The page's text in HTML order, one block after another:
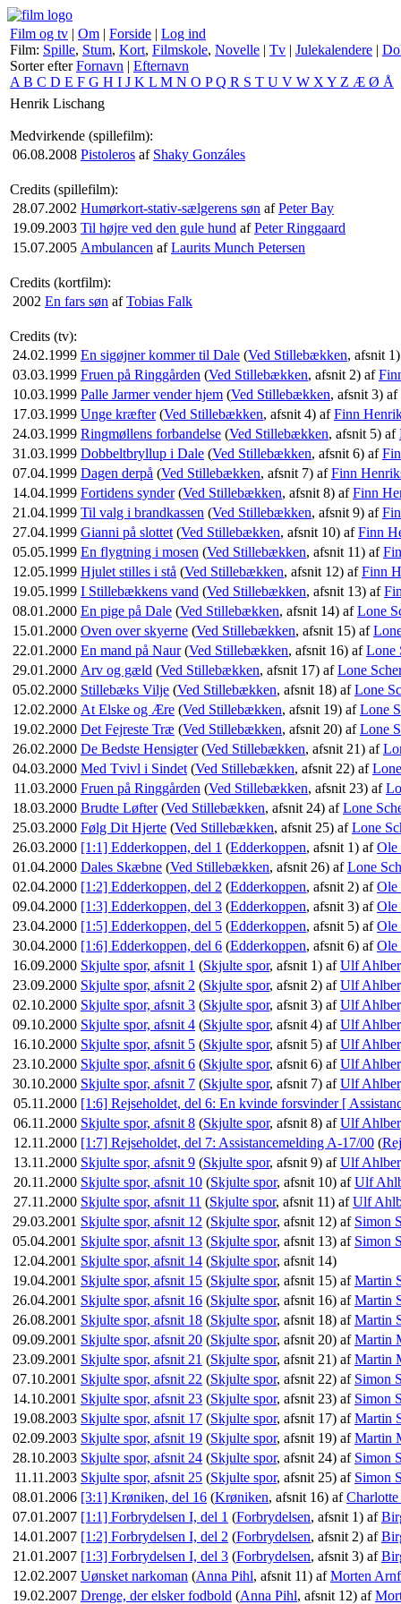
Film og tv | Om | Forside | Log ind
Film: Spille, Stum, Kort, Filmskole, Novelle | Tv | Julekalendere |
Sorter efterFornavn | Efternavn
A B C D E F G H I J K L M N O PQ R S T U V W X Y Z Æ Ø Å
Henrik Lischang
Medvirkende (spillefilm):
06.08.2008 Pistoleros af Shaky Gonzáles
Credits (spillefilm):
28.07.2002 Humørkort-stativ-sælgerens søn afPeter Bay
19.09.2003 Til højre ved den gule hund afPeter Ringgaard
15.07.2005 Ambulancen afLaurits Munch Petersen
Credits (kortfilm):
2002 En fars søn afTobias Falk
Credits (tv):
24.02.1999 En sigøjner kommer til Dale (Ved Stillebækken, afsnit
03.03.1999 Fruen på Ringgården (Ved Stillebækken, afsnit 2) af
10.03.1999 Palle Jarmer vender hjem (Ved Stillebækken, afsnit 3) af
17.03.1999 Unge kræfter(Ved Stillebækken, afsnit 4) afFinn
24.03.1999 Ringmøllens forbandelse (Ved Stillebækken, afsnit 5) af
31.03.1999 Dobbeltbryllup i Dale (Ved Stillebækken, afsnit 6) af
07.04.1999 Dagen derpå (Ved Stillebækken, afsnit 7) afFinn
14.04.1999 Fortidens synder(Ved Stillebækken, afsnit 8) afFinn
21.04.1999 Til valg i brandkassen (Ved Stillebækken, afsnit 9) af
27.04.1999 Gianni på slottet (Ved Stillebækken, afsnit 10) afFinn
05.05.1999 En flygtning i mosen (Ved Stillebækken, afsnit 11) af
12.05.1999 Hjulet stilles i stå (Ved Stillebækken, afsnit 12) afFinn
19.05.1999 I Stillebækkens vand (Ved Stillebækken, afsnit 13) af
08.01.2000 En pige på Dale (Ved Stillebækken, afsnit 14) afLone
15.01.2000 Oven over skyerne (Ved Stillebækken, afsnit 15) af
22.01.2000 En mand på Naur(Ved Stillebækken, afsnit 16) afLone
29.01.2000 Arv og gæld (Ved Stillebækken, afsnit 17) afLone
05.02.2000 Stillebæks Vilje (Ved Stillebækken, afsnit 18) afLone
12.02.2000 At Elske og Ære (Ved Stillebækken, afsnit 19) afLone
19.02.2000 Det Fejreste Træ (Ved Stillebækken, afsnit 20) afLone
26.02.2000 De Bedste Hensigter(Ved Stillebækken, afsnit 21) af
04.03.2000 Med Tvivl i Sindet (Ved Stillebækken, afsnit 22) af
11.03.2000 Fruen på Ringgården (Ved Stillebækken, afsnit 23) af
18.03.2000 Brudte Løfter(Ved Stillebækken, afsnit 24) afLone
25.03.2000 Følg Dit Hjerte (Ved Stillebækken, afsnit 25) afLone
26.03.2000 [1:1] Edderkoppen, del 1 (Edderkoppen, afsnit 1) afOle
01.04.2000 Dales Skæbne (Ved Stillebækken, afsnit 26) afLone
02.04.2000 [1:2] Edderkoppen, del 2 (Edderkoppen, afsnit 2) afOle
09.04.2000 [1:3] Edderkoppen, del 3 (Edderkoppen, afsnit 3) afOle
23.04.2000 [1:5] Edderkoppen, del 5 (Edderkoppen, afsnit 5) afOle
30.04.2000 [1:6] Edderkoppen, del 6 (Edderkoppen, afsnit 6) afOle
16.09.2000 Skjulte spor, afsnit 1 (Skjulte spor, afsnit 1) afUlf
23.09.2000 Skjulte spor, afsnit 2 (Skjulte spor, afsnit 2) afUlf
02.10.2000 Skjulte spor, afsnit 3 (Skjulte spor, afsnit 3) afUlf
09.10.2000 Skjulte spor, afsnit 4 (Skjulte spor, afsnit 4) afUlf
16.10.2000 Skjulte spor, afsnit 5 (Skjulte spor, afsnit 5) afUlf
23.10.2000 Skjulte spor, afsnit 6 (Skjulte spor, afsnit 6) afUlf
30.10.2000 Skjulte spor, afsnit 7 (Skjulte spor, afsnit 7) afUlf
05.11.2000 [1:6] Rejseholdet, del 6: En kvinde forsvinder [
06.11.2000 Skjulte spor, afsnit 8 (Skjulte spor, afsnit 8) afUlf
12.11.2000 [1:7] Rejseholdet, del 7: Assistancemelding A-17/00 (
13.11.2000 Skjulte spor, afsnit 9 (Skjulte spor, afsnit 9) afUlf
20.11.2000 Skjulte spor, afsnit 10 (Skjulte spor, afsnit 10) afUlf
27.11.2000 Skjulte spor, afsnit 11 (Skjulte spor, afsnit 11) afUlf
29.03.2001 Skjulte spor, afsnit 12 (Skjulte spor, afsnit 12) af Simon
05.04.2001 Skjulte spor, afsnit 13 (Skjulte spor, afsnit 13) af Simon
12.04.2001 Skjulte spor, afsnit 14 (Skjulte spor, afsnit 14)
19.04.2001 Skjulte spor, afsnit 15 (Skjulte spor, afsnit 15) afMartin
26.04.2001 Skjulte spor, afsnit 16 (Skjulte spor, afsnit 16) afMartin
26.08.2001 Skjulte spor, afsnit 18 (Skjulte spor, afsnit 18) afMartin
09.09.2001 Skjulte spor, afsnit 20 (Skjulte spor, afsnit 20) afMartin
23.09.2001 Skjulte spor, afsnit 21 (Skjulte spor, afsnit 21) afMartin
07.10.2001 Skjulte spor, afsnit 22 (Skjulte spor, afsnit 22) af Simon
14.10.2001 Skjulte spor, afsnit 23 (Skjulte spor, afsnit 23) af Simon
19.08.2003 Skjulte spor, afsnit 17 (Skjulte spor, afsnit 17) afMartin
02.09.2003 Skjulte spor, afsnit 19 (Skjulte spor, afsnit 19) afMartin
28.10.2003 Skjulte spor, afsnit 24 (Skjulte spor, afsnit 24) af Simon
11.11.2003 Skjulte spor, afsnit 25 (Skjulte spor, afsnit 25) af Simon
08.01.2006 [3:1] Krøniken, del 16 (Krøniken, afsnit 16) af
07.01.2007 [1:1] Forbrydelsen I, del 1 (Forbrydelsen, afsnit 1) af
14.01.2007 [1:2] Forbrydelsen I, del 2 (Forbrydelsen, afsnit 2) af
21.01.2007 [1:3] Forbrydelsen I, del 3 (Forbrydelsen, afsnit 3) af
12.02.2007 Uønsket narkoman (Anna Pihl, afsnit 11) afMorten
19.02.2007 Drenge, der elsker fodbold (Anna Pihl, afsnit 12) af